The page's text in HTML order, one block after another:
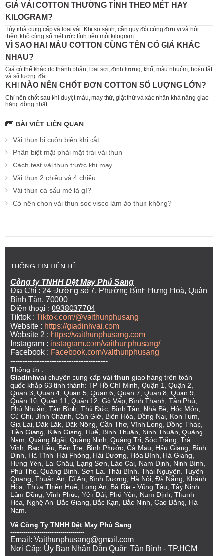
GIÁ VẢI COTTON THƯỜNG TÍNH THEO MÉT HAY
KILOGRAM?
Tùy nhà cung cấp và loại vải. Khi so sánh, cần quy đổi cùng đơn vị và hỏi
thêm khổ cùng số mét ước tính trên mỗi kilogram.
VÌ SAO HAI MẪU COTTON CÙNG TÊN CÓ GIÁ KHÁC
NHAU?
Giá có thể khác do thành phần, loại sợi, định lượng, khổ, màu nhuộm, hoàn tất
và số lượng đặt.
KHI NÀO NÊN CHỐT ĐƠN COTTON SỐ LƯỢNG LỚN?
Chỉ nên chốt sau khi duyệt màu, may thử, giặt thử và xác nhận khả năng giao
hàng đồng nhất.
BÀI VIẾT LIÊN QUAN
Vải thun bị cuộn biên khi cắt
Phân biệt mặt phải mặt trái vải thun
Cách test vải thun trước khi may
Vải thun 2 chiều và 4 chiều
Vải thun cá sấu mè là gì?
Có nên chọn vải thun sọc visco làm áo thun không?
THÔNG TIN LIÊN HỆ
Công ty TNHH Dệt May Phú Sang
Địa Chỉ : 24 Đường số 7, Phường Bình Hưng Hoà, Quận
Bình Tân, 70000
Điện thoại :0938037704
Tiktok :Tiktok.com/@vaithunphusang
Website : https://giadinhvai.com
Website 2 : https://vaithunphusang.com
Instagram : instagram.com/vaithunphusang/
Facebook : Facebook.com/vaithunphusang
----------------------------------------
Thông tin :
Giadinhvai chuyên cung cấpvải thun giao hàng trên toàn
quốc khắp 63 tỉnh thành: TP Hồ Chí Minh, Quận 1, Quận 2,
Quận 3, Quận 4, Quận 5, Quận 6, Quận 7, Quận 8, Quận 9,
Quận 10, Quận 11, Quận 12, Gò Vấp, Bình Thạnh, Tân Phú,
Phú Nhuận, Tân Bình, Thủ Đức, Bình Tân, Nhà Bè, Hóc Môn,
Củ Chi, Bình Chánh, Cần Giờ, Biên Hòa, Đồng Nai, Kon Tum,
Gia Lai, Đăk Lăk, Đăk Nông, Cần Thơ, Vĩnh Long, Đồng Tháp,
Tiền Giang, Kiên Giang, Huế, Bình Thuận, Ninh Thuận, Quảng
Nam, Quảng Ngãi, Quảng Ninh, Quảng Trị, Sóc Trăng, Trà
Vinh, Bạc Liêu, Bến Tre, Bình Phước, Cà Mau, Hậu Giang, Bình
Định, Hà Tĩnh, Hải Phòng, Hải Dương, Hòa Bình, Hà Giang,
Hưng Yên, Lai Châu, Lạng Sơn, Lào Cai, Nam Định, Ninh Bình,
Phú Thọ, Quảng Bình, Sơn La, Thái Bình, Thái Nguyên, Tuyên
Quang, Thuận An, Dĩ An, Bình Dương, Hà Nội, Đà Nẵng, Khánh
Hòa, Thừa Thiên Huế, Long An, Bà Rịa - Vũng Tàu, Tây Ninh,
Lâm Đồng, Vĩnh Phúc, Yên Bái, Phú Yên, Nam Định, Thanh
Hóa, Nghệ An, Bắc Giang, Bắc Kạn, Bắc Ninh, Cao Bằng, Hà
Nam.
Về Công Ty TNHH Dệt May Phú Sang
--------------------------------------
Email: Vaithunphusang@gmail.com
Nơi Cấp: Ủy Ban Nhân Dân Quận Tân Bình - TP.HCM